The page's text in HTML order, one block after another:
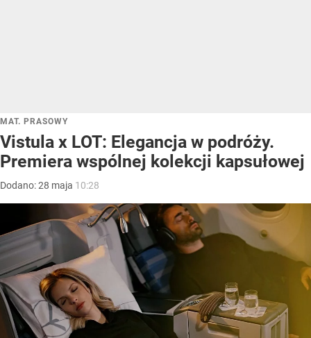
MAT. PRASOWY
Vistula x LOT: Elegancja w podróży.
Premiera wspólnej kolekcji kapsułowej
Dodano:28 maja 10:28